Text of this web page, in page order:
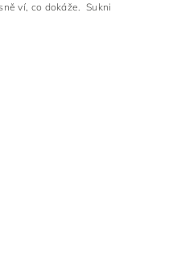
ví, co dokáže. Sukni